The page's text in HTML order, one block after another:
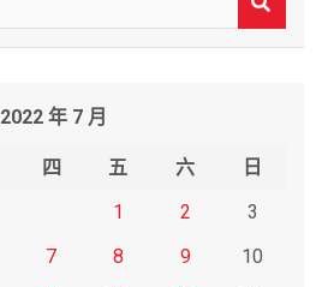
2022 年 7 月
四 五 六
日
1
2
3
7 8 9
10